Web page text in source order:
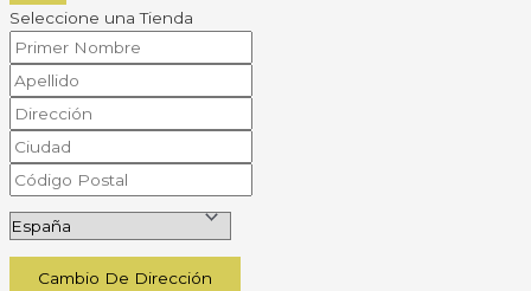
Seleccione una Tienda
Cambio De Dirección